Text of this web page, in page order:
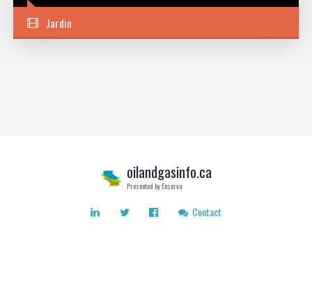
Jardin
oilandgasinfo.ca
Presented by Enserva
Contact